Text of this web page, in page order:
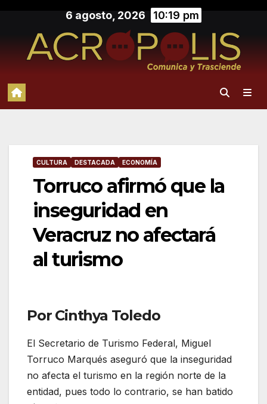
contenido
6 agosto, 2026 10:19 pm
CULTURA DESTACADA ECONOMÍA
Torruco afirmó que la
inseguridad en
Veracruz no afectará
al turismo
Por Cinthya Toledo
El Secretario de Turismo Federal, Miguel
Torruco Marqués aseguró que la inseguridad
no afecta el turismo en la región norte de la
entidad, pues todo lo contrario, se han batido